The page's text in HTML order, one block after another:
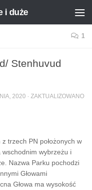
i duże
1
Stenhuvud
2020 · ZAKTUALIZOWANO
trzech PN położonych w
wybrzeżu i
Nazwa Parku pochodzi
Głowami
Głowa ma wysokość